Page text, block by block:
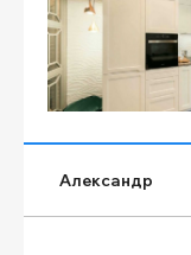
Александр